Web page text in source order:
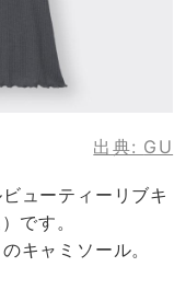
出典: GU
ューティーリブキ
です。
キャミソール。